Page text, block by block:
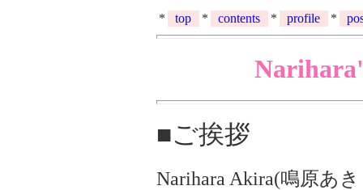
* top * contents * profile *
■ご挨拶
Narihara Akira(鳴原あ